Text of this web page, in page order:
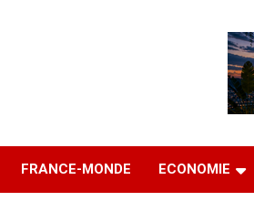
FRANCE-MONDE ECONOMIE